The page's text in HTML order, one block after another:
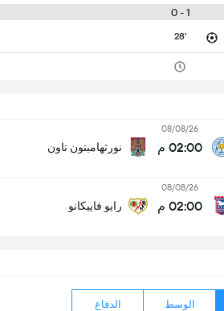
1 - 0
28'
08/08/26
02:00 م نورثهامبتون تاون
08/08/26
02:00 م رايو فاييكانو
الوسط الدفاع